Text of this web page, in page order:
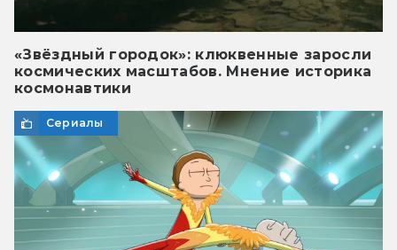
«Звёздный городок»: клюквенные заросли
космических масштабов. Мнение историка
космонавтики
Сериалы